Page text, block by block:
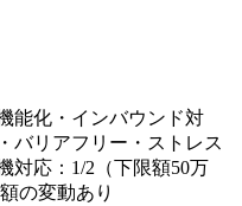
能化・インバウンド対
バリアフリー・ストレス
対応：1/2（下限額50万
の変動あり